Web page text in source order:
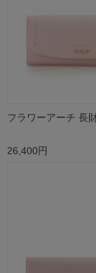
フラワーアーチ 長
26,400円